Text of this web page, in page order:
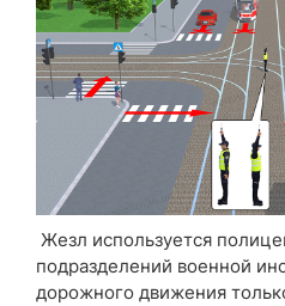
Жезл используется
подразделений военной
дорожного движения